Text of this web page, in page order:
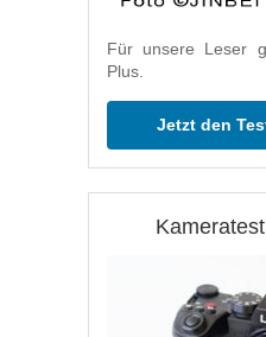
Für unsere Leser
Plus.
Jetzt den